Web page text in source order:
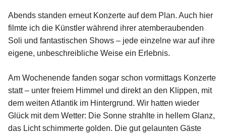
Abends standen erneut Konzerte auf dem Plan. Auch hier
filmte ich die Künstler während ihrer atemberaubenden
Soli und fantastischen Shows – jede einzelne war auf ihre
eigene, unbeschreibliche Weise ein Erlebnis.
Am Wochenende fanden sogar schon vormittags Konzerte
statt – unter freiem Himmel und direkt an den Klippen, mit
dem weiten Atlantik im Hintergrund. Wir hatten wieder
Glück mit dem Wetter: Die Sonne strahlte in hellem Glanz,
das Licht schimmerte golden. Die gut gelaunten Gäste